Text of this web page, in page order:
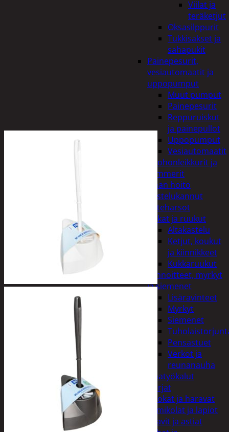
Viilat ja
teräketjut
Oksasilppurit
Tukkisakset ja
sahapukit
Painepesurit,
vesiautomaatit ja
uppopumput
Muut pumput
Painepesurit
Reppuruiskut
ja painepullot
Uppopumput
Vesiautomaatit
Ruohonleikkurit ja
trimmerit
Puutarhan hoito
Kastelukannut
Kateharsot
Kukat ja ruukut
Altakastelu
Ketjut, koukut
ja kiinnikkeet
Kukkaruukut
Lannoitteet, myrkyt
ja siemenet
Lisäravinteet
Myrkyt
Siemenet
Pensastuet
Verkot ja
reunanauha
Puutarhatyökalut
Harjat
Kuokat ja haravat
Lumikolat ja lapiot
Saavit ja astiat